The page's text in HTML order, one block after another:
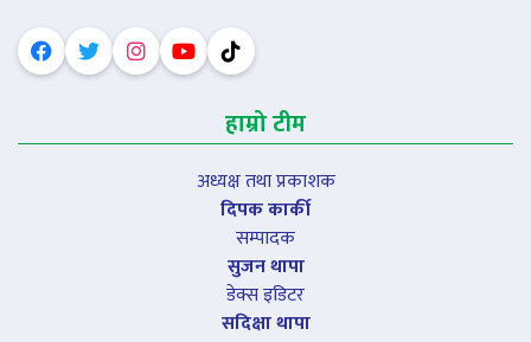
हाम्रो टीम
अध्यक्ष तथा प्रकाशक
दिपक कार्की
सम्पादक
सुजन थापा
डेक्स इडिटर
सदिक्षा थापा